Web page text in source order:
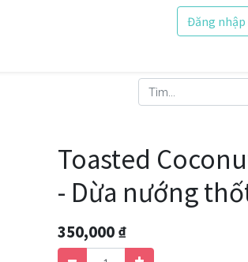
Đăng nhập
Toasted
- Dừa nướng
350,000₫